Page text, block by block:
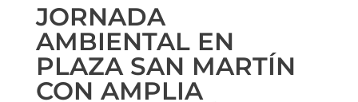
JORNADA
AMBIENTAL EN
PLAZA SAN MARTÍN
CON AMPLIA